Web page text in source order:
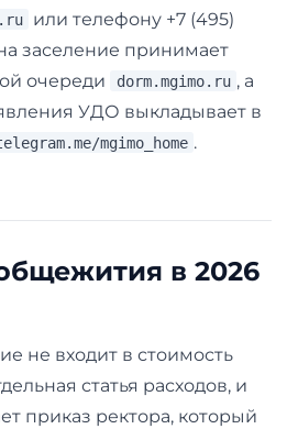
или телефону +7 (495)
заселение принимает
очереди
dorm.mgimo.ru , а
УДО выкладывает в
mgimo_home .
в 2026
не входит в стоимость
статья расходов, и
приказ ректора, который